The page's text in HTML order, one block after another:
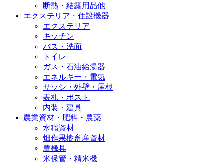
断熱・結露用品他
エクステリア・住設機器
エクステリア
キッチン
バス・洗面
トイレ
ガス・石油給湯器
エネルギー・電気
サッシ・外壁・屋根
表札・ポスト
内装・建具
農業資材・肥料・農薬
水稲資材
畑作果樹畜産資材
農機具
米保管・精米機